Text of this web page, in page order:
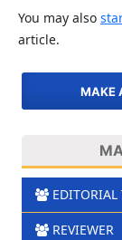
You may also
article.
MAKE
EDITORIAL
REVIEWER